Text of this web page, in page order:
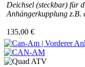
Deichsel (steckbar) für
Anhängerkupplung z.B.
135,00 €